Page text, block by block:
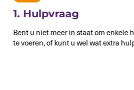
1. Hulpvraag
Bent u niet meer in staat om enkele
te voeren, of kunt u wel wat extra